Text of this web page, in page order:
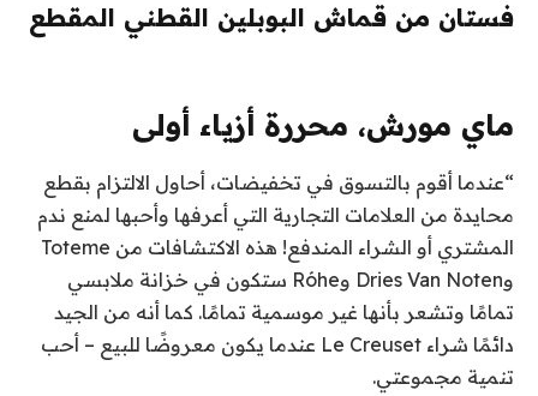
فستان من قماش البوبلين القطني المقطع
ماي مورش، محررة أزياء أولى
“عندما أقوم بالتسوق في تخفيضات، أحاول الالتزام بقطع
محايدة من العلامات التجارية التي أعرفها وأحبها لمنع ندم
المشتري أو الشراء المندفع! هذه الاكتشافات من Toteme
وDries Van Noten وRóhe ستكون في خزانة ملابسي
تمامًا وتشعر بأنها غير موسمية تمامًا. كما أنه من الجيد
دائمًا شراء Le Creuset عندما يكون معروضًا للبيع – أحب
تنمية مجموعتي.